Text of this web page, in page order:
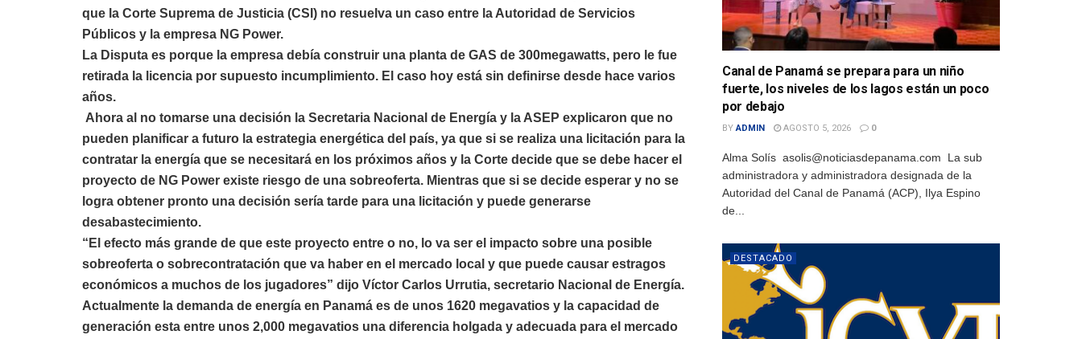
que la Corte Suprema de Justicia (CSI) no resuelva un caso entre la Autoridad de Servicios
Públicos y la empresa NG Power.
La Disputa es porque la empresa debía construir una planta de GAS de 300megawatts, pero le fue
retirada la licencia por supuesto incumplimiento. El caso hoy está sin definirse desde hace varios
años.
Ahora al no tomarse una decisión la Secretaria Nacional de Energía y la ASEP explicaron que no
pueden planificar a futuro la estrategia energética del país, ya que si se realiza una licitación para la
contratar la energía que se necesitará en los próximos años y la Corte decide que se debe hacer el
proyecto de NG Power existe riesgo de una sobreoferta. Mientras que si se decide esperar y no se
logra obtener pronto una decisión sería tarde para una licitación y puede generarse
desabastecimiento.
“El efecto más grande de que este proyecto entre o no, lo va ser el impacto sobre una posible
sobreoferta o sobrecontratación que va haber en el mercado local y que puede causar estragos
económicos a muchos de los jugadores” dijo Víctor Carlos Urrutia, secretario Nacional de Energía.
Actualmente la demanda de energía en Panamá es de unos 1620 megavatios y la capacidad de
generación esta entre unos 2,000 megavatios una diferencia holgada y adecuada para el mercado
Canal de Panamá se prepara para un niño
fuerte, los niveles de los lagos están un poco
por debajo
BY ADMIN AGOSTO 5, 2026 0
Alma Solís asolis@noticiasdepanama.com La sub
administradora y administradora designada de la
Autoridad del Canal de Panamá (ACP), Ilya Espino
de...
DESTACADO